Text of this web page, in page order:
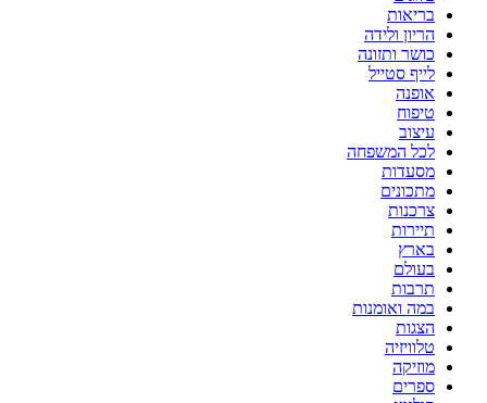
בריאות
הריון ולידה
כושר ותזונה
לייף סטייל
אופנה
טיפוח
עיצוב
לכל המשפחה
מסעדות
מתכונים
צרכנות
תיירות
בארץ
בעולם
תרבות
במה ואומנות
הצגות
טלוויזיה
מוזיקה
ספרים